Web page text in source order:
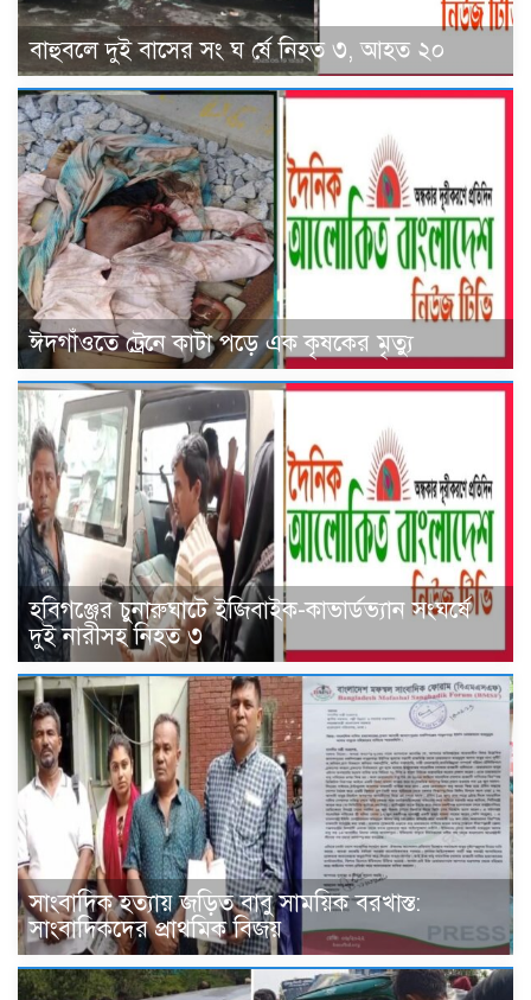
বাহুবলে দুই বাসের সং ঘ র্ষে নিহত ৩, আহত ২০
ঈদগাঁওতে ট্রেনে কাটা পড়ে এক কৃষকের মৃত্যু
হবিগঞ্জের চুনারুঘাটে ইজিবাইক-কাভার্ডভ্যান সংঘর্ষে
দুই নারীসহ নিহত ৩
সাংবাদিক হত্যায় জড়িত বাবু সাময়িক বরখাস্ত:
সাংবাদিকদের প্রাথমিক বিজয়